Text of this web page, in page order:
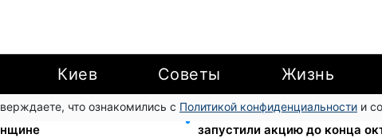
Киев Советы Жизнь
что ознакомились с Политикой конфиденциальности и
II группы: DRC, Acted и
Кэшбек до 40% на Netflix и
запустили акцию до конца